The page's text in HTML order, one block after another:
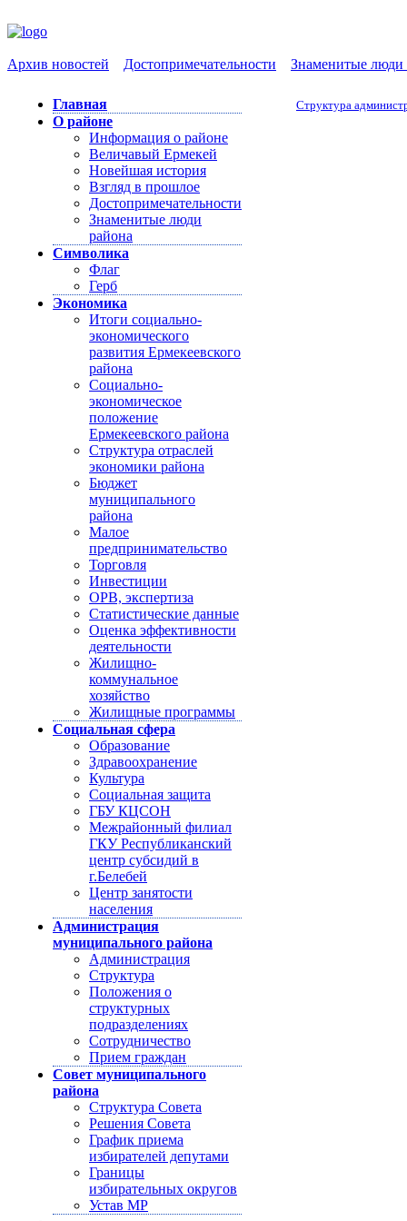
Архив новостей Достопримечательности Знаменитые люди
Главная
О районе
Информация о районе
Величавый Ермекей
Новейшая история
Взгляд в прошлое
Достопримечательности
Знаменитые люди
района
Символика
Флаг
Герб
Экономика
Итоги социально-
экономического
развития Ермекеевского
района
Социально-
экономическое
положение
Ермекеевского района
Структура отраслей
экономики района
Бюджет
муниципального
района
Малое
предпринимательство
Торговля
Инвестиции
ОРВ, экспертиза
Статистические данные
Оценка эффективности
деятельности
Жилищно-
коммунальное
хозяйство
Жилищные программы
Социальная сфера
Образование
Здравоохранение
Культура
Социальная защита
ГБУ КЦСОН
Межрайонный филиал
ГКУ Республиканский
центр субсидий в
г.Белебей
Центр занятости
населения
Администрация
муниципального района
Администрация
Структура
Положения о
структурных
подразделениях
Сотрудничество
Прием граждан
Совет муниципального
района
Структура Совета
Решения Совета
График приема
избирателей депутами
Границы
избирательных округов
Устав МР
Структура